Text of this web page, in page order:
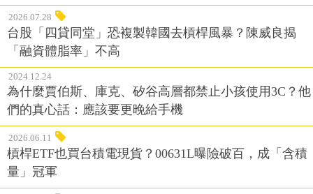
2026.07.28
台股「四貸同堂」恐複製韓國去槓桿風暴？陳威良揭
「融資體脂率」不高
2024.12.24
為什麼賈伯斯、庫克、矽谷高層都禁止小孩使用3C？他
們的真心話：應該要更晚給手機
2026.06.11
槓桿ETF也買台積電現貨？00631L曝險破百，成「含積
量」冠軍